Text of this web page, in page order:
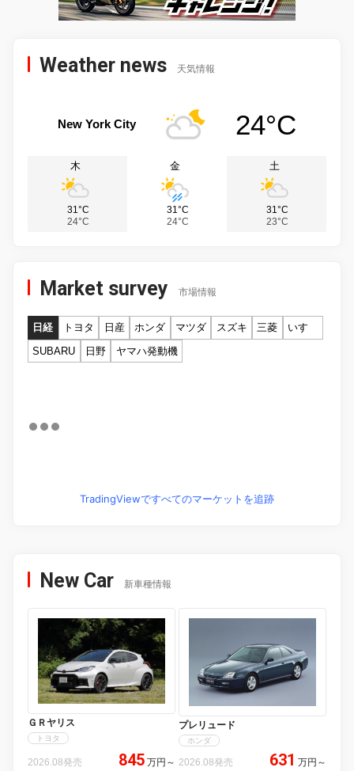
Weather news 天気情報
New York City 24°C
木
31°C
24°C
金
31°C
24°C
土
31°C
23°C
Market survey 市場情報
日経 トヨタ 日産 ホンダ マツダ スズキ 三菱
いすゞ
SUBARU
日野 ヤマハ発動機
TradingViewですべてのマーケットを追跡
New Car 新車種情報
ＧＲヤリス
トヨタ
2026.08発売 845 万円 ～
プレリュード
ホンダ
2026.08発売 631 万円 ～